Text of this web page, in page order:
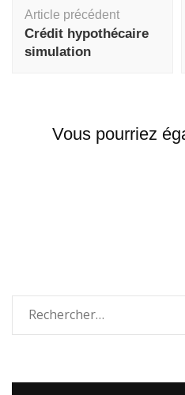
d'article
Article précédent
Crédit hypothécaire
simulation
Vous pourriez
Rechercher :